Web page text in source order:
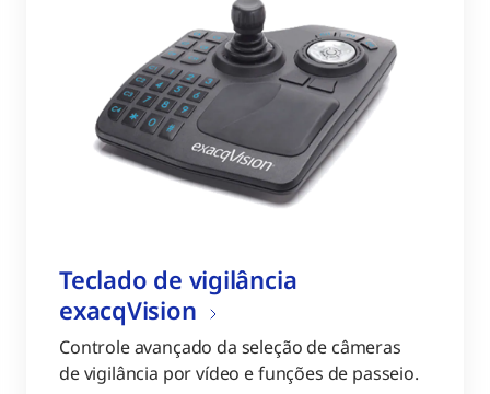
Teclado de vigilância
exacqVision
Controle avançado da seleção de câmeras
de vigilância por vídeo e funções de passeio.